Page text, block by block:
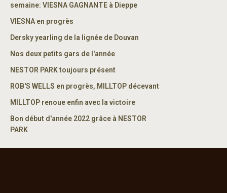
semaine: VIESNA GAGNANTE à Dieppe
VIESNA en progrès
Dersky yearling de la lignée de Douvan
Nos deux petits gars de l'année
NESTOR PARK toujours présent
ROB'S WELLS en progrès, MILLTOP décevant
MILLTOP renoue enfin avec la victoire
Bon début d'année 2022 grâce à NESTOR
PARK